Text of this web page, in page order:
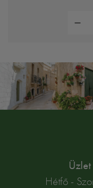
Hétfő -